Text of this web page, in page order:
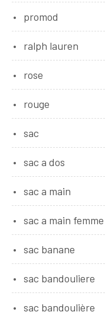
promod
ralph lauren
rose
rouge
sac
sac a dos
sac a main
sac a main femme
sac banane
sac bandouliere
sac bandoulière